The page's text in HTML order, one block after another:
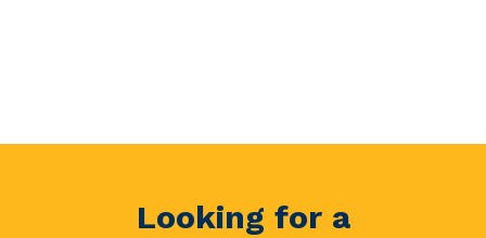
Looking for a